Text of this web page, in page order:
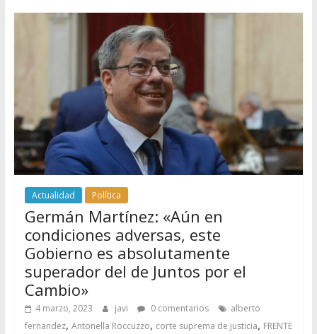
Actualidad Política
Germán Martínez: «Aún en
condiciones adversas, este
Gobierno es absolutamente
superador del de Juntos por el
Cambio»
4 marzo, 2023 javi 0 comentarios
alberto
fernandez, Antonella Roccuzzo, corte suprema de justicia, FRENTE